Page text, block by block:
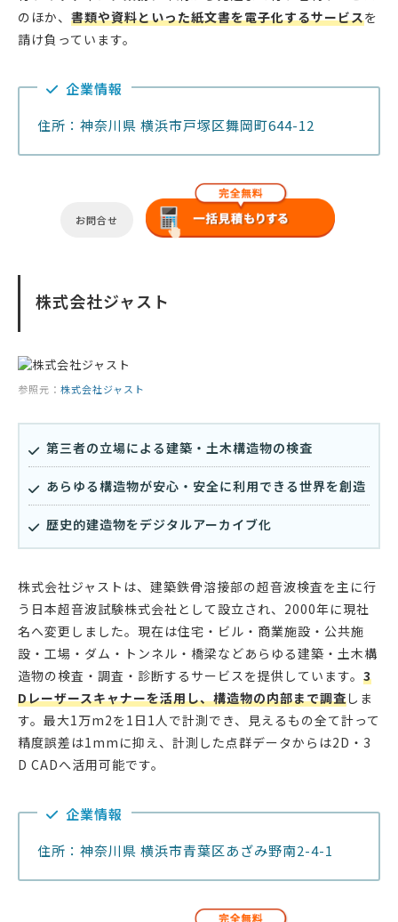
のほか、 書類や資料といった紙文書を電子化するサービスを
請け負っています。
企業情報
住所：神奈川県 横浜市戸塚区舞岡町644-12
お問合せ
株式会社ジャスト
参照元： 株式会社ジャスト
第三者の立場による建築・土木構造物の検査
あらゆる構造物が安心・安全に利用できる世界を創造
歴史的建造物をデジタルアーカイブ化
株式会社ジャストは、建築鉄骨溶接部の超音波検査を主に行
う日本超音波試験株式会社として設立され、2000年に現社
名へ変更しました。現在は住宅・ビル・商業施設・公共施
設・工場・ダム・トンネル・橋梁などあらゆる建築・土木構
造物の検査・調査・診断するサービスを提供しています。 3
Dレーザースキャナーを活用し、構造物の内部まで調査しま
す。最大1万m2を1日1人で計測でき、見えるもの全て計って
精度誤差は1mmに抑え、計測した点群データからは2D・3
D CADへ活用可能です。
企業情報
住所：神奈川県 横浜市青葉区あざみ野南2-4-1